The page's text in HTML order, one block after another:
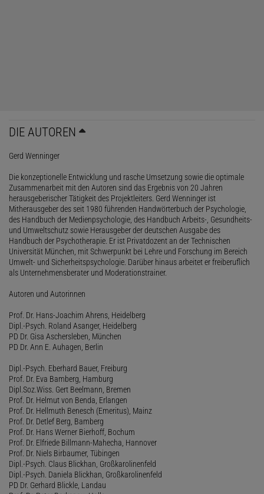
DIE AUTOREN
Gerd Wenninger
Die konzeptionelle Entwicklung und rasche Umsetzung sowie die optimale
Zusammenarbeit mit den Autoren sind das Ergebnis von 20 Jahren
herausgeberischer Tätigkeit des Projektleiters. Gerd Wenninger ist
Mitherausgeber des seit 1980 führenden Handwörterbuch der Psychologie,
des Handbuch der Medienpsychologie, des Handbuch Arbeits-, Gesundheits-
und Umweltschutz sowie Herausgeber der deutschen Ausgabe des
Handbuch der Psychotherapie. Er ist Privatdozent an der Technischen
Universität München, mit Schwerpunkt bei Lehre und Forschung im Bereich
Umwelt- und Sicherheitspsychologie. Darüber hinaus arbeitet er freiberuflich
als Unternehmensberater und Moderationstrainer.
Autoren und Autorinnen
Prof. Dr. Hans-Joachim Ahrens, Heidelberg
Dipl.-Psych. Roland Asanger, Heidelberg
PD Dr. Gisa Aschersleben, München
PD Dr. Ann E. Auhagen, Berlin
Dipl.-Psych. Eberhard Bauer, Freiburg
Prof. Dr. Eva Bamberg, Hamburg
Dipl.Soz.Wiss. Gert Beelmann, Bremen
Prof. Dr. Helmut von Benda, Erlangen
Prof. Dr. Hellmuth Benesch (Emeritus), Mainz
Prof. Dr. Detlef Berg, Bamberg
Prof. Dr. Hans Werner Bierhoff, Bochum
Prof. Dr. Elfriede Billmann-Mahecha, Hannover
Prof. Dr. Niels Birbaumer, Tübingen
Dipl.-Psych. Claus Blickhan, Großkarolinenfeld
Dipl.-Psych. Daniela Blickhan, Großkarolinenfeld
PD Dr. Gerhard Blickle, Landau